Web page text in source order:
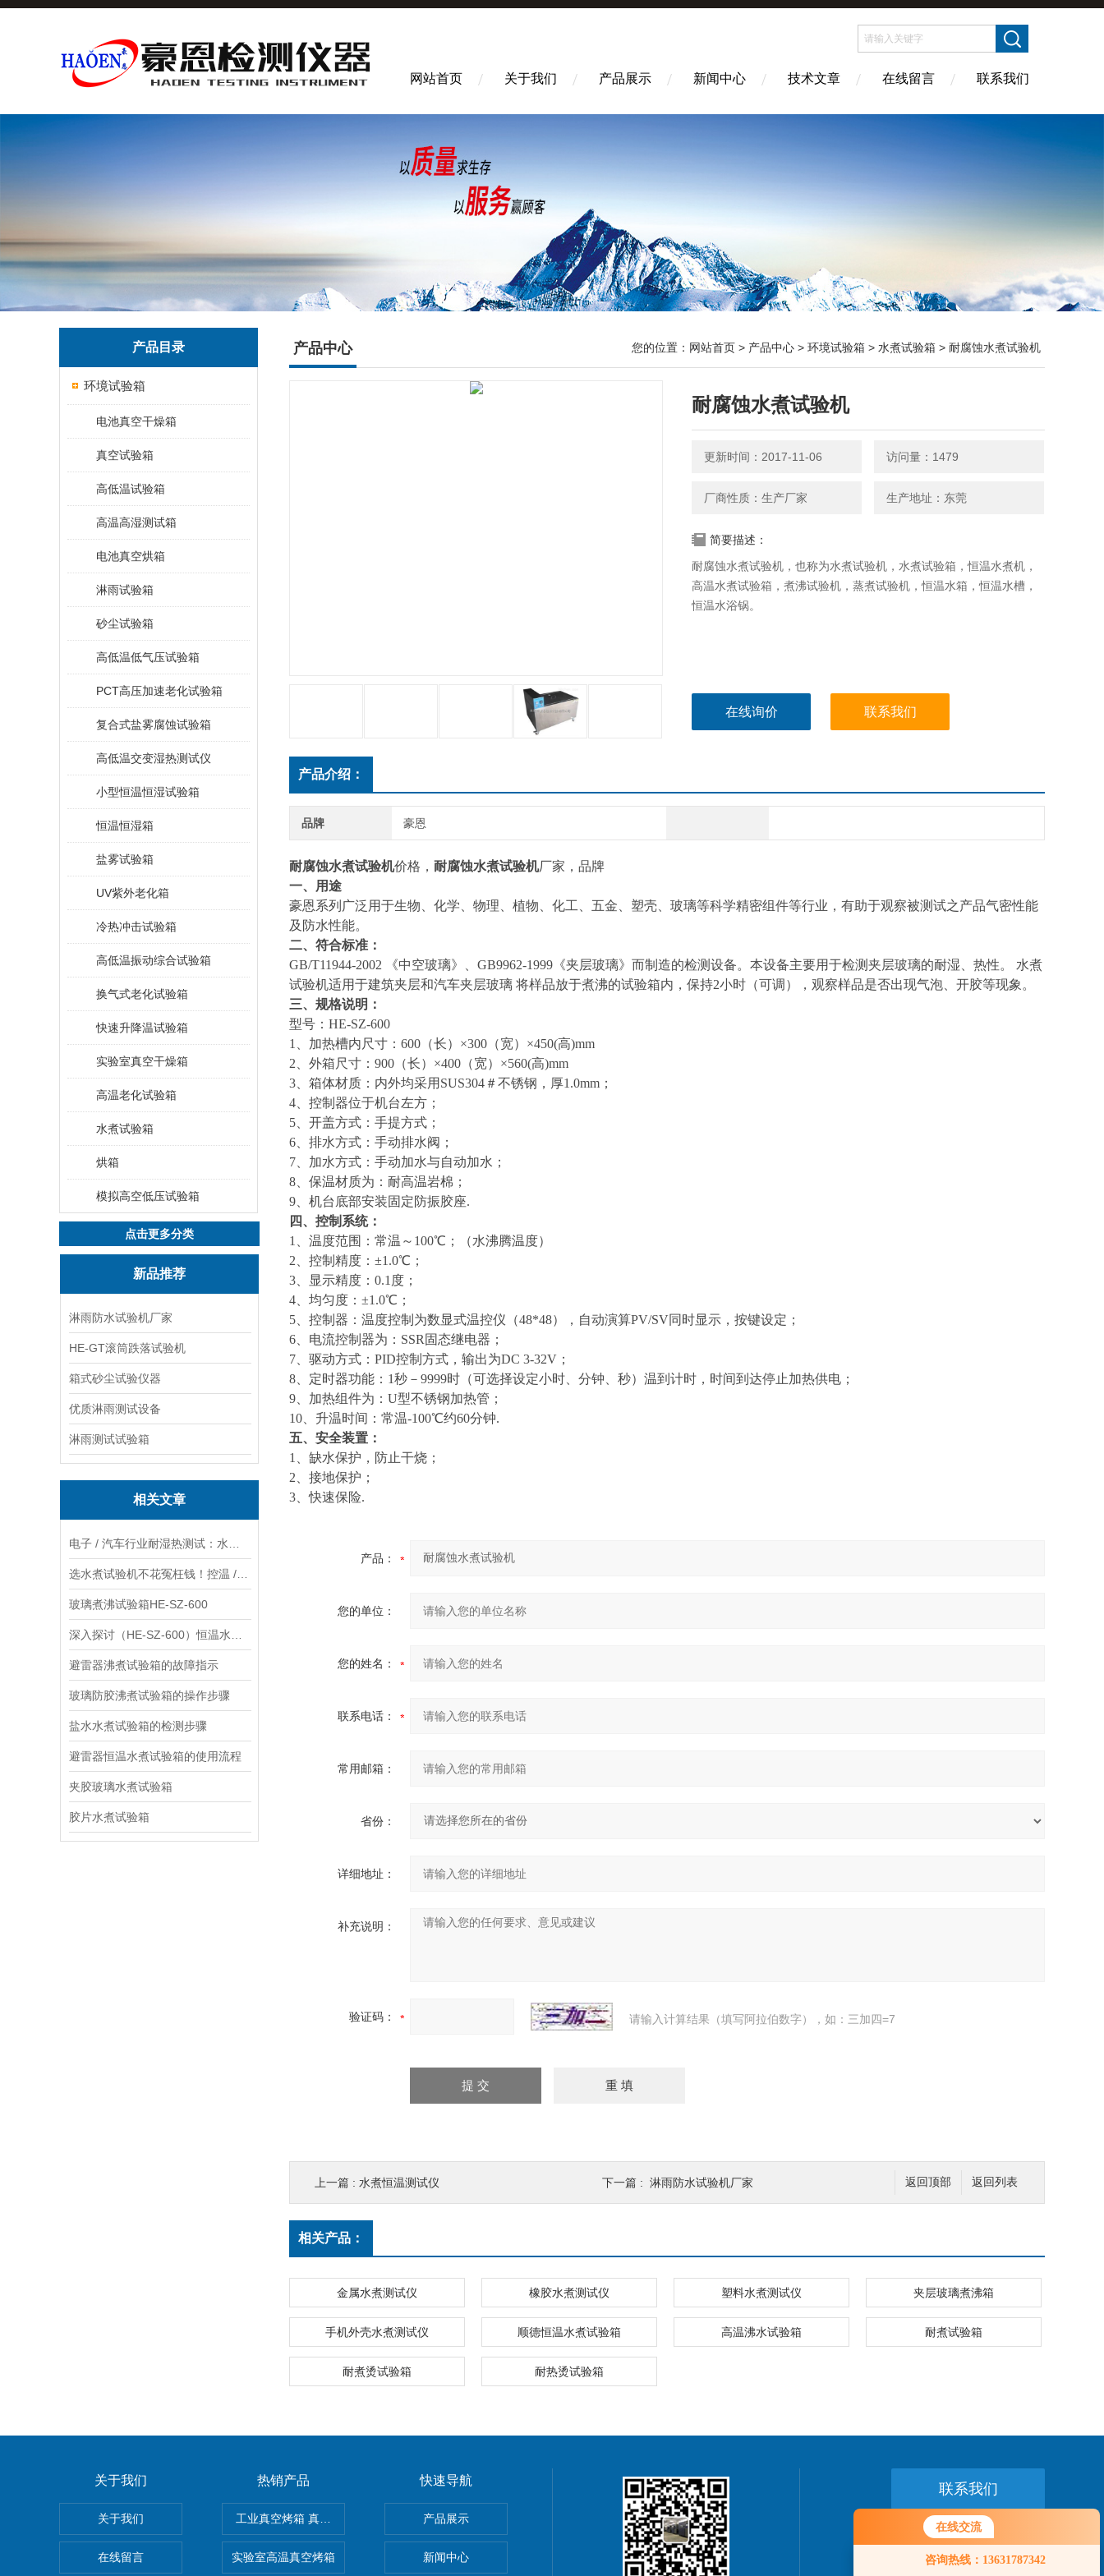
在线交流
咨询热线：13631787342
网站首页 关于我们 产品展示 新闻中心 技术文章 在线留言 联系我们
产品目录
环境试验箱
电池真空干燥箱
真空试验箱
高低温试验箱
高温高湿测试箱
电池真空烘箱
淋雨试验箱
砂尘试验箱
高低温低气压试验箱
PCT高压加速老化试验箱
复合式盐雾腐蚀试验箱
高低温交变湿热测试仪
小型恒温恒湿试验箱
恒温恒湿箱
盐雾试验箱
UV紫外老化箱
冷热冲击试验箱
高低温振动综合试验箱
换气式老化试验箱
快速升降温试验箱
实验室真空干燥箱
高温老化试验箱
水煮试验箱
烘箱
模拟高空低压试验箱
点击更多分类
新品推荐
淋雨防水试验机厂家
HE-GT滚筒跌落试验机
箱式砂尘试验仪器
优质淋雨测试设备
淋雨测试试验箱
相关文章
玻璃煮沸试验箱HE-SZ-600
避雷器沸煮试验箱的故障指示
玻璃防胶沸煮试验箱的操作步骤
盐水水煮试验箱的检测步骤
避雷器恒温水煮试验箱的使用流程
夹胶玻璃水煮试验箱
胶片水煮试验箱
产品中心 您的位置： 网站首页 > 产品中心 > 环境试验箱 > 水煮试验箱 > 耐腐蚀水煮试验机
耐腐蚀水煮试验机
更新时间：2017-11-06 访问量：1479
厂商性质：生产厂家 生产地址：东莞
简要描述：
耐腐蚀水煮试验机，也称为水煮试验机，水煮试验箱，恒温水煮机，
高温水煮试验箱，煮沸试验机，蒸煮试验机，恒温水箱，恒温水槽，
恒温水浴锅。
在线询价 联系我们
产品介绍：
品牌 豪恩
耐腐蚀水煮试验机价格， 耐腐蚀水煮试验机厂家， 品牌
一、用途
豪恩系列 广泛用于生物、化学、物理、植物、化工、五金、塑壳、玻璃等科学精密组件等行业，有助于观察被测试之产品气密性能
及防水性能。
二、符合标准：
GB/T11944-2002 《中空玻璃》、GB9962-1999《夹层玻璃》而制造的检测设备。本设备主要用于检测夹层玻璃的耐湿、热性。 水煮
试验机适用于建筑夹层和汽车夹层玻璃 将样品放于煮沸的试验箱内，保持2小时（可调），观察样品是否出现气泡、开胶等现象。
三、规格说明：
型号：HE-SZ-600
1
、加热槽内尺寸：600（长）×300（宽）×450(高)mm
2 、外箱尺寸：900（长）×400（宽）×560(高)mm
3 、箱体材质：内外均采用SUS304＃不锈钢，厚1.0mm；
4 、控制器位于机台左方；
5 、开盖方式：手提方式；
6 、排水方式：手动排水阀；
7 、加水方式：手动加水与自动加水；
8 、保温材质为：耐高温岩棉；
9 、机台底部安装固定防振胶座.
四、控制系统：
1
、温度范围：常温～100℃；（水沸腾温度）
2 、控制精度：±1.0℃；
3 、显示精度：0.1度；
4 、均匀度：±1.0℃；
5 、控制器：温度控制为数显式温控仪（48*48），自动演算PV/SV同时显示，按键设定；
6 、电流控制器为：SSR固态继电器；
7 、驱动方式：PID控制方式，输出为DC 3-32V；
8 、定时器功能：1秒－9999时（可选择设定小时、分钟、秒）温到计时，时间到达停止加热供电；
9 、加热组件为：U型不锈钢加热管；
10 、升温时间：常温-100℃约60分钟.
五、安全装置：
1
、缺水保护，防止干烧；
2 、接地保护；
3 、快速保险.
产品：
您的单位：
您的姓名：
联系电话：
常用邮箱：
省份：
详细地址：
补充说明：
验证码： 请输入计算结果（填写阿拉伯数字），如：三加四=7
返回列表
返回顶部
上一篇 : 水煮恒温测试仪 下一篇 : 淋雨防水试验机厂家
相关产品：
金属水煮测试仪 橡胶水煮测试仪 塑料水煮测试仪 夹层玻璃煮沸箱
手机外壳水煮测试仪 顺德恒温水煮试验箱 高温沸水试验箱 耐煮试验箱
耐煮烫试验箱 耐热烫试验箱
关于我们
关于我们
在线留言
热销产品
工业真空烤箱 真空烘箱
实验室高温真空烤箱
快速导航
产品展示
新闻中心
联系我们
24小时热线：
0769-89775458